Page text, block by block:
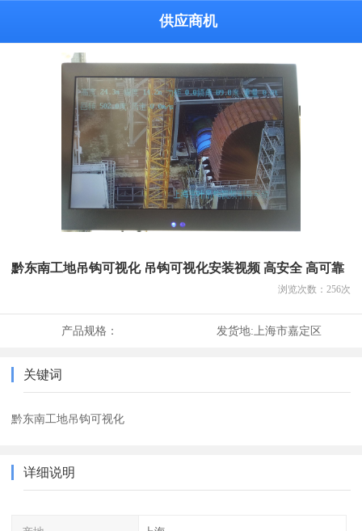
供应商机
黔东南工地吊钩可视化 吊钩可视化安装视频 高安全 高可靠
浏览次数： 256次
产品规格： 发货地:上海市嘉定区
关键词
黔东南工地吊钩可视化
详细说明